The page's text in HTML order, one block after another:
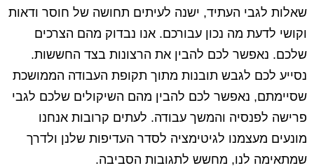
שאלות לגבי העתיד, ישנה לעיתים תחושה של חוסר ודאות
וקושי לדעת מה נכון עבורכם. אנו נבדוק מהם הצרכים
שלכם. נאפשר לכם להבין את הרצונות בצד החששות.
נסייע לכם לגבש תובנות מתוך תקופת העבודה הממושכת
שסיימתם, נאפשר לכם להבין מהם השיקולים שלכם לגבי
פרישה לפנסיה והמשך עבודה. לעתים קרובות אנחנו
מונעים מעצמנו לגיטימציה לסדר העדיפות שלנן ולדרך
שמתאימה לנו, מחשש לתגובות הסביבה.